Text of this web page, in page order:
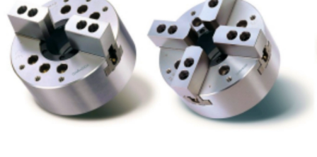
パワーチャック生爪タイプ選定
超高速中空ロータリ油圧シリンダ
中実回転油圧シリンダ
中空パワーチャック治具